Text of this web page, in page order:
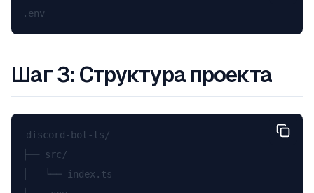
Шаг 3: Структура проекта
discord-bot-ts/
├── src/
│   └── index.ts